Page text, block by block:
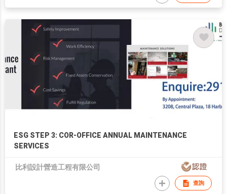
ESG STEP 3: COR-OFFICE ANNUAL MAINTENANCE
SERVICES
比利設計營造工程有限公司
查詢